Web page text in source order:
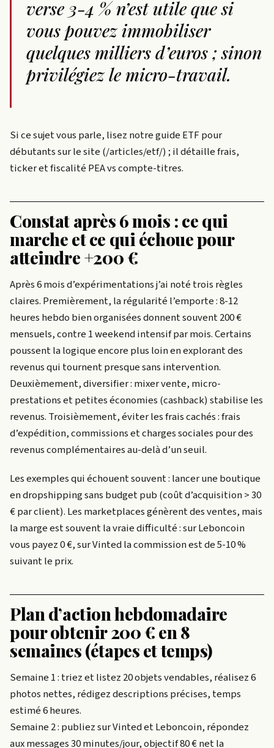
verse 3-4 % n’est utile que si
vous pouvez immobiliser
quelques milliers d’euros ; sinon
privilégiez le micro-travail.
Si ce sujet vous parle, lisez notre guide ETF pour
débutants sur le site (/articles/etf/) ; il détaille frais,
ticker et fiscalité PEA vs compte-titres.
Constat après 6 mois : ce qui
marche et ce qui échoue pour
atteindre +200 €
Après 6 mois d’expérimentations j’ai noté trois règles
claires. Premièrement, la régularité l’emporte : 8-12
heures hebdo bien organisées donnent souvent 200 €
mensuels, contre 1 weekend intensif par mois. Certains
poussent la logique encore plus loin en explorant des
revenus qui tournent presque sans intervention.
Deuxièmement, diversifier : mixer vente, micro-
prestations et petites économies (cashback) stabilise les
revenus. Troisièmement, éviter les frais cachés : frais
d’expédition, commissions et charges sociales pour des
revenus complémentaires au-delà d’un seuil.
Les exemples qui échouent souvent : lancer une boutique
en dropshipping sans budget pub (coût d’acquisition > 30
€ par client). Les marketplaces génèrent des ventes, mais
la marge est souvent la vraie difficulté : sur Leboncoin
vous payez 0 €, sur Vinted la commission est de 5-10 %
suivant le prix.
Plan d’action hebdomadaire
pour obtenir 200 € en 8
semaines (étapes et temps)
Semaine 1 : triez et listez 20 objets vendables, réalisez 6
photos nettes, rédigez descriptions précises, temps
estimé 6 heures.
Semaine 2 : publiez sur Vinted et Leboncoin, répondez
aux messages 30 minutes/jour, objectif 80 € net la